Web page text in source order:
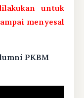
untuk
menyesal
PKBM